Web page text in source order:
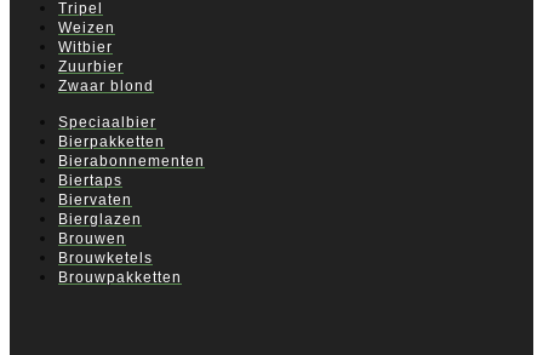
Tripel
Weizen
Witbier
Zuurbier
Zwaar blond
Speciaalbier
Bierpakketten
Bierabonnementen
Biertaps
Biervaten
Bierglazen
Brouwen
Brouwketels
Brouwpakketten